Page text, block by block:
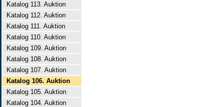
Katalog 113. Auktion
Katalog 112. Auktion
Katalog 111. Auktion
Katalog 110. Auktion
Katalog 109. Auktion
Katalog 108. Auktion
Katalog 107. Auktion
Katalog 106. Auktion
Katalog 105. Auktion
Katalog 104. Auktion